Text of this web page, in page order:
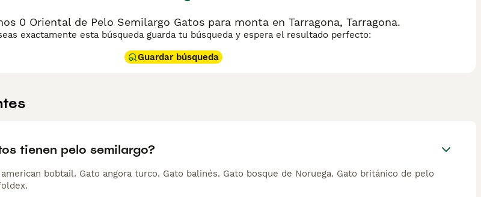
0 Oriental de Pelo Semilargo Gatos para monta en Tarragona, Tarragona.
exactamente esta búsqueda guarda tu búsqueda y espera el resultado perfecto:
Guardar búsqueda
tienen pelo semilargo?
bobtail. Gato angora turco. Gato balinés. Gato bosque de Noruega. Gato británico de pelo